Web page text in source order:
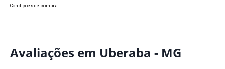
Condições de compra.
Avaliações em Uberaba - MG